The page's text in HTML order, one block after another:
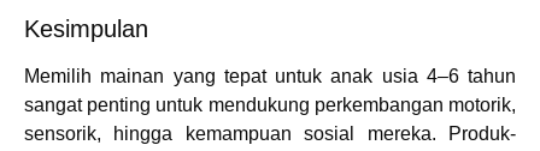
Kesimpulan
Memilih mainan yang tepat untuk anak usia 4–6 tahun
sangat penting untuk mendukung perkembangan motorik,
sensorik, hingga kemampuan sosial mereka. Produk-